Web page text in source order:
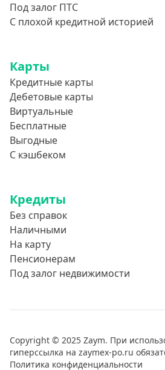
Под залог ПТС
С плохой кредитной историей
Карты
Кредитные карты
Дебетовые карты
Виртуальные
Бесплатные
Выгодные
С кэшбеком
Кредиты
Без справок
Наличными
На карту
Пенсионерам
Под залог недвижимости
Copyright © 2025 Zaym. При
гиперссылка на zaymex-po.ru
Политика конфиденциальности